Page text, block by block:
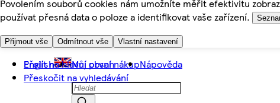
Povolením souborů cookies nám umožníte měřit efektivitu
používat přesná data o poloze a identifikovat vaše zařízení.
Přijmout vše Odmítnout vše Vlastní nastavení
Přejít na hlavní obsah
Přeskočit na vyhledávání
English Můj první nákupNápověda